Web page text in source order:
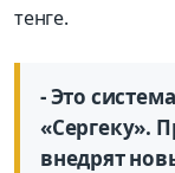
тенге.
- Это
«Сергеку».
внедрят